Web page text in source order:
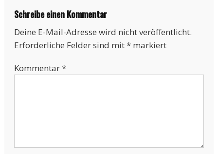
Schreibe einen Kommentar
Deine E-Mail-Adresse wird nicht veröffentlicht.
Erforderliche Felder sind mit*markiert
Kommentar*